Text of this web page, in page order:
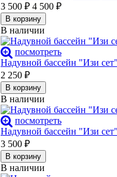
3 500 ₽ 4 500 ₽
В корзину
В наличии
посмотреть
Надувной бассейн "Изи
2 250 ₽
В корзину
В наличии
посмотреть
Надувной бассейн "Изи
3 500 ₽
В корзину
В наличии